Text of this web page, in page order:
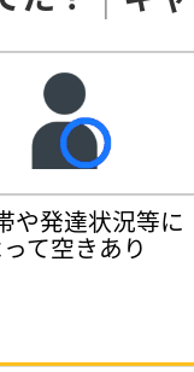
や発達状況等に
て空きあり